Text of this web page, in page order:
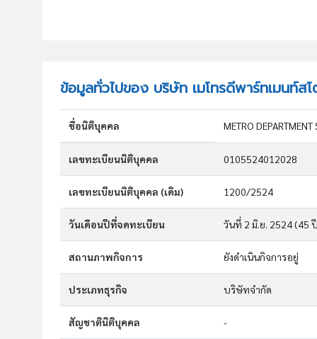
ข้อมูลทั่วไปของ บริษัท เมโทรดีพาร์ทเมนท์ส
ชื่อนิติบุคคล METRO DEPARTMENT
เลขทะเบียนนิติบุคคล 0105524012028
เลขทะเบียนนิติบุคคล (เดิม) 1200/2524
วันเดือนปีที่จดทะเบียน วันที่ 2 มิ.ย. 2524(45
สถานภาพกิจการ ยังดำเนินกิจการอยู่
ประเภทธุรกิจ บริษัทจำกัด
สัญชาตินิติบุคคล -